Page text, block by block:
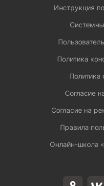
Инструкция
Политика
Политика
Согласие
Согласие на
Правила
Онлайн-школа